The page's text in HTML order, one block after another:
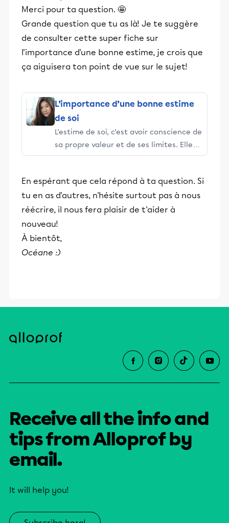
Merci pour ta question. 🤩
Grande question que tu as là! Je te suggère
de consulter cette super fiche sur
l'importance d'une bonne estime, je crois que
ça aiguisera ton point de vue sur le sujet!
L’importance d’une bonne estime
de soi
L’estime de soi, c’est avoir conscience de
sa propre valeur et de ses limites. Elle
commence à se développer en bas âge
de la vie. Avoir une bonne estime de soi
aide à se fixer des objectifs et à
persévérer, à l’école comme à la maison.
En espérant que cela répond à ta question. Si
tu en as d'autres, n'hésite surtout pas à nous
réécrire, il nous fera plaisir de t'aider à
nouveau!
À bientôt,
Océane :)
Receive all the info and
tips from Alloprof by
email.
It will help you!